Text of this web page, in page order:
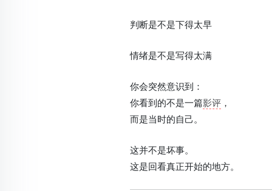
判断是不是下得太早
情绪是不是写得太满
你会突然意识到：
你看到的不是一篇影评 ，
而是当时的自己。
这并不是坏事。
这是回看真正开始的地方。